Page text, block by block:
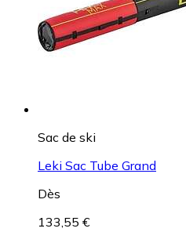
Sac de ski
Leki Sac Tube Grand
Dès
133,55 €